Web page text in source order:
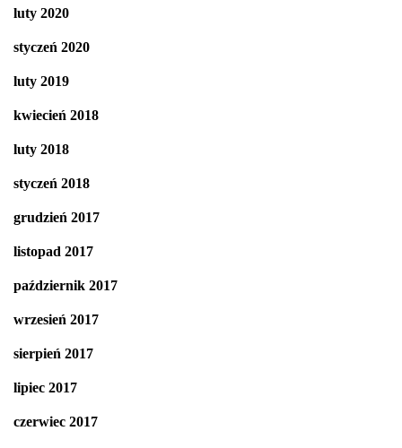
luty 2020
styczeń 2020
luty 2019
kwiecień 2018
luty 2018
styczeń 2018
grudzień 2017
listopad 2017
październik 2017
wrzesień 2017
sierpień 2017
lipiec 2017
czerwiec 2017